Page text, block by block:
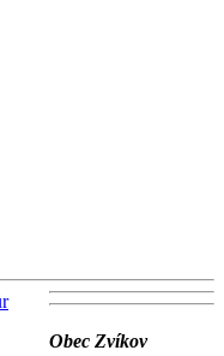
Obec Zvíkov